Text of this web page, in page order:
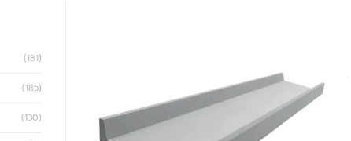
(181)
(185)
(130)